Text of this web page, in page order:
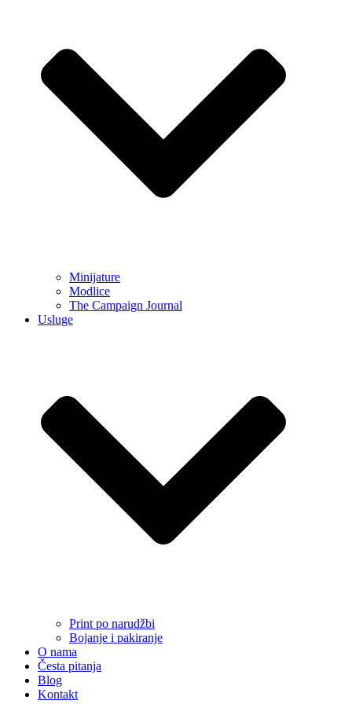
Minijature
Modlice
The Campaign Journal
Usluge
Print po narudžbi
Bojanje i pakiranje
O nama
Česta pitanja
Blog
Kontakt